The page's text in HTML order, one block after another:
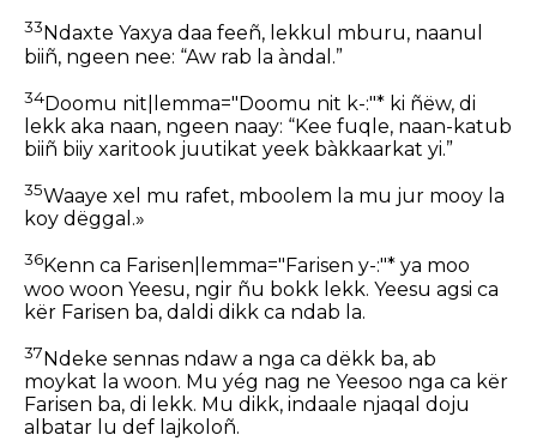
33 Ndaxte Yaxya daa feeñ, lekkul mburu, naanul
biiñ, ngeen nee: “Aw rab la àndal.”
34Doomu nit|lemma="Doomu nit k-:"* ki ñëw, di
lekk aka naan, ngeen naay: “Kee fuqle, naan-katub
biiñ biiy xaritook juutikat yeek bàkkaarkat yi.”
35Waaye xel mu rafet, mboolem la mu jur mooy la
koy dëggal.»
36Kenn ca Farisen|lemma="Farisen y-:"* ya moo
woo woon Yeesu, ngir ñu bokk lekk. Yeesu agsi ca
kër Farisen ba, daldi dikk ca ndab la.
37Ndeke sennas ndaw a nga ca dëkk ba, ab
moykat la woon. Mu yég nag ne Yeesoo nga ca kër
Farisen ba, di lekk. Mu dikk, indaale njaqal doju
albatar lu def lajkoloñ.